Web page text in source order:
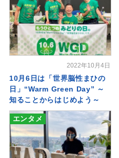
2022年10月4日
10月6日は「世界脳性まひの
日」“Warm Green Day” ～
知ることからはじめよう～
エンタメ